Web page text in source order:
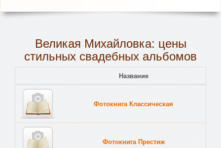
Великая Михайловка: цены
стильных свадебных альбомов
Название
Фотокнига Классическая
Фотокнига Престиж